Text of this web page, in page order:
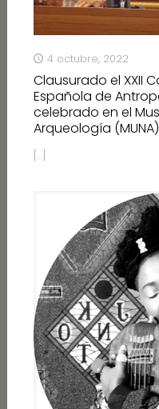
4 octubre, 2022
Clausurado el XXII
Española de
celebrado en el
Arqueología (MUNA)
[…]